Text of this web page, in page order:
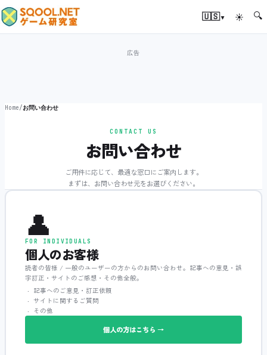
🇺🇸▾ ☀ 🔍
Home/お問い合わせ
CONTACT US
お問い合わせ
ご用件に応じて、最適な窓口にご案内します。
まずは、お問い合わせ元をお選びください。
👤
FOR INDIVIDUALS
個人のお客様
読者の皆様 / 一般のユーザーの方からのお問い合わせ。記事への意見・誤
字訂正・サイトのご感想・その他全般。
記事へのご意見・訂正依頼
サイトに関するご質問
その他
個人の方はこちら →